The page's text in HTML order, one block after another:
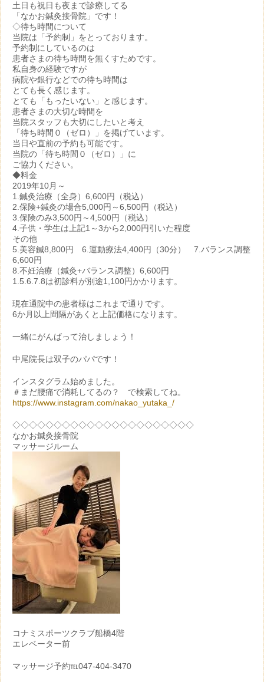
土日も祝日も夜まで診療してる
「なかお鍼灸接骨院」です！
◇待ち時間について
当院は「予約制」をとっております。
予約制にしているのは
患者さまの待ち時間を無くすためです。
私自身の経験ですが
病院や銀行などでの待ち時間は
とても長く感じます。
とても「もったいない」と感じます。
患者さまの大切な時間を
当院スタッフも大切にしたいと考え
「待ち時間０（ゼロ）」を掲げています。
当日や直前の予約も可能です。
当院の「待ち時間０（ゼロ）」に
ご協力ください。
◆料金
2019年10月～
1.鍼灸治療（全身）6,600円（税込）
2.保険+鍼灸の場合5,000円～6,500円（税込）
3.保険のみ3,500円～4,500円（税込）
4.子供・学生は上記1～3から2,000円引いた程度
その他
5.美容鍼8,800円 6.運動療法4,400円（30分） 7.バランス調整
6,600円
8.不妊治療（鍼灸+バランス調整）6,600円
1.5.6.7.8は初診料が別途1,100円かかります。
現在通院中の患者様はこれまで通りです。
6か月以上間隔があくと上記価格になります。
一緒にがんばって治しましょう！
中尾院長は双子のパパです！
インスタグラム始めました。
＃まだ腰痛で消耗してるの？ で検索してね。
https://www.instagram.com/nakao_yutaka_/
◇◇◇◇◇◇◇◇◇◇◇◇◇◇◇◇◇◇◇◇◇◇
なかお鍼灸接骨院
マッサージルーム
コナミスポーツクラブ船橋4階
エレベーター前
マッサージ予約℡047-404-3470